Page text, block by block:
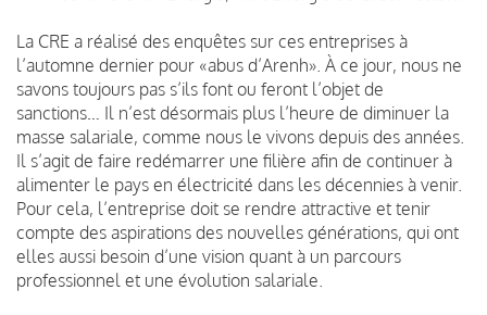
La CRE a réalisé des enquêtes sur ces entreprises à
l’automne dernier pour «abus d’Arenh». À ce jour, nous ne
savons toujours pas s’ils font ou feront l’objet de
sanctions… Il n’est désormais plus l’heure de diminuer la
masse salariale, comme nous le vivons depuis des années.
Il s’agit de faire redémarrer une filière afin de continuer à
alimenter le pays en électricité dans les décennies à venir.
Pour cela, l’entreprise doit se rendre attractive et tenir
compte des aspirations des nouvelles générations, qui ont
elles aussi besoin d’une vision quant à un parcours
professionnel et une évolution salariale.